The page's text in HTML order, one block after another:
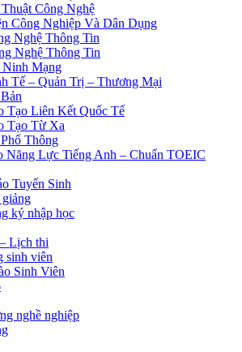
Công Nghệ
Công Nghiệp Và Dân Dụng
Nghệ Thông Tin
Nghệ Thông Tin
Mạng
Tế – Quản Trị – Thương Mại
Tạo Liên Kết Quốc Tế
Tạo Từ Xa
Thông
Năng Lực Tiếng Anh – Chuẩn TOEIC
Tuyển Sinh
ký nhập học
Lịch thi
sinh viên
Sinh Viên
nghề nghiệp